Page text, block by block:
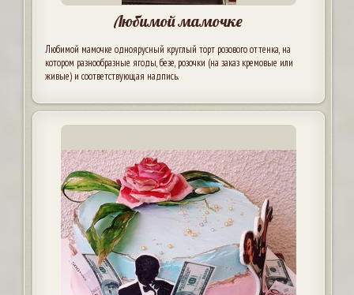
Любимой мамочке
Любимой мамочке одноярусный круглый торт розового оттенка, на
котором разнообразные ягоды, безе, розочки (на заказ кремовые или
живые) и соответствующая надпись.